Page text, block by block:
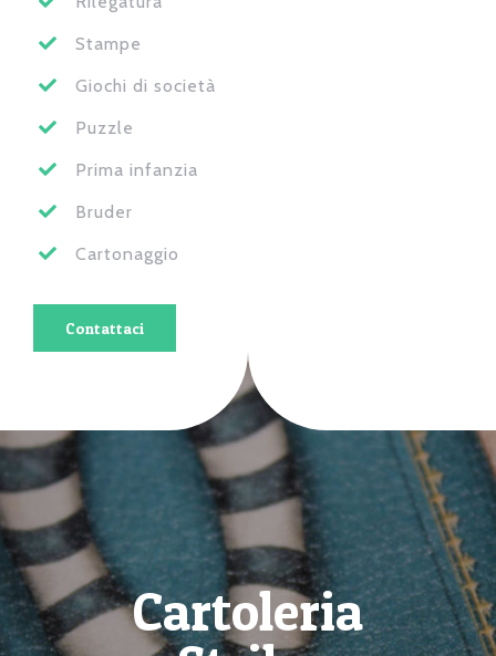
Stampe
Giochi di società
Puzzle
Prima infanzia
Bruder
Cartonaggio
Contattaci
Cartoleria